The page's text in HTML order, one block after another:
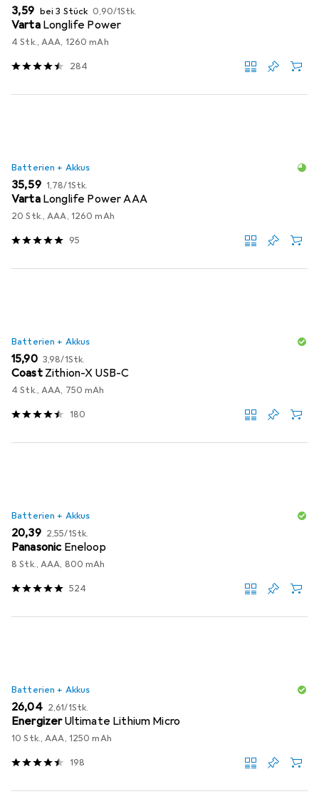
EUR
3,59 bei 3 Stück EUR
0,90/1Stk.
Varta Longlife Power
4 Stk., AAA, 1260 mAh
284
Batterien + Akkus
EUR
35,59 EUR
1,78/1Stk.
Varta Longlife Power AAA
20 Stk., AAA, 1260 mAh
95
Batterien + Akkus
EUR
15,90 EUR
3,98/1Stk.
Coast Zithion-X USB-C
4 Stk., AAA, 750 mAh
180
Batterien + Akkus
EUR
20,39 EUR
2,55/1Stk.
Panasonic Eneloop
8 Stk., AAA, 800 mAh
524
Batterien + Akkus
EUR
26,04 EUR
2,61/1Stk.
EnergizerUltimate Lithium Micro
10 Stk., AAA, 1250 mAh
198